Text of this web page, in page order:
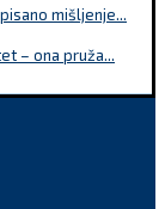
mišljenje...
– ona pruža...